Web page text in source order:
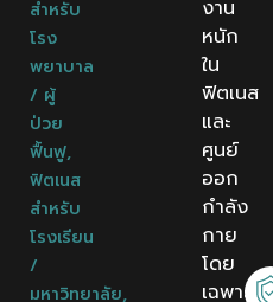
สำหรับ
โรง
พยาบาล
/ ผู้
ป่วย
ฟื้นฟู,
ฟิตเนส
สำหรับ
โรงเรียน
/
มหาวิทยาลัย,
งาน
หนัก
ใน
ฟิตเนส
และ
ศูนย์
ออก
กำลัง
กาย
โดย
เฉพาะ